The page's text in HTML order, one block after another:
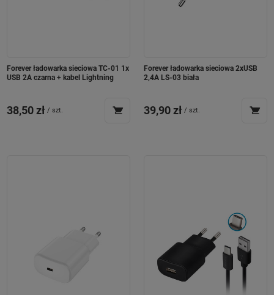
Forever ładowarka sieciowa TC-01 1x
USB 2A czarna + kabel Lightning
38,50 zł / szt.
Forever ładowarka sieciowa 2xUSB
2,4A LS-03 biała
39,90 zł / szt.